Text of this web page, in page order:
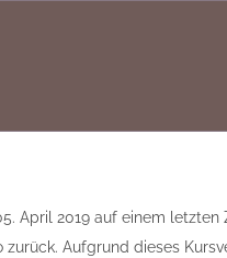
April 2019 auf einem
Aufgrund dieses